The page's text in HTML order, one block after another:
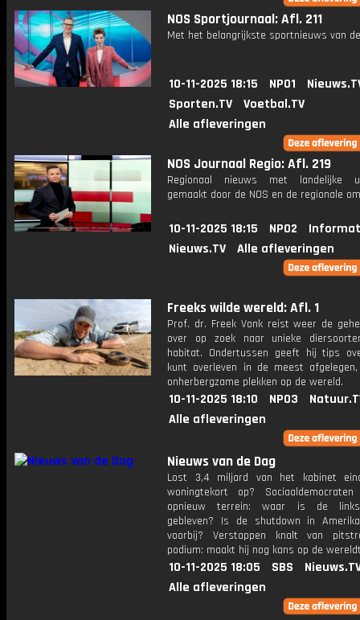
NOS Sportjournaal: Afl. 211
Met het belangrijkste sportnieuws van
10-11-2025 18:15 NPO1
Sporten.TV
Voetbal.TV
Alle afleveringen
NOS Journaal Regio: Afl. 219
Regionaal nieuws met landelijke
gemaakt door de NOS en de regionale
10-11-2025 18:15 NPO2
Nieuws.TV
Alle afleveringen
Freeks wilde wereld: Afl. 1
Prof. dr. Freek Vonk reist weer de
over op zoek naar unieke
habitat. Ondertussen geeft hij tips
kunt overleven in de meest
onherbergzame plekken op de wereld.
10-11-2025 18:10 NPO3
Alle afleveringen
Nieuws van de Dag
Lost 3,4 miljard van het kabinet
woningtekort op? Sociaaldemocraten
opnieuw terrein: waar is de
gebleven? Is de shutdown in
voorbij? Verstappen knalt van
podium: maakt hij nog kans op de
10-11-2025 18:05 SBS
Alle afleveringen